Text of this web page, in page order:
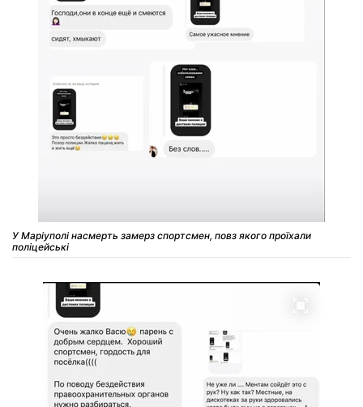
У Маріуполі насмерть замерз спортсмен, повз якого проїхали
поліцейські